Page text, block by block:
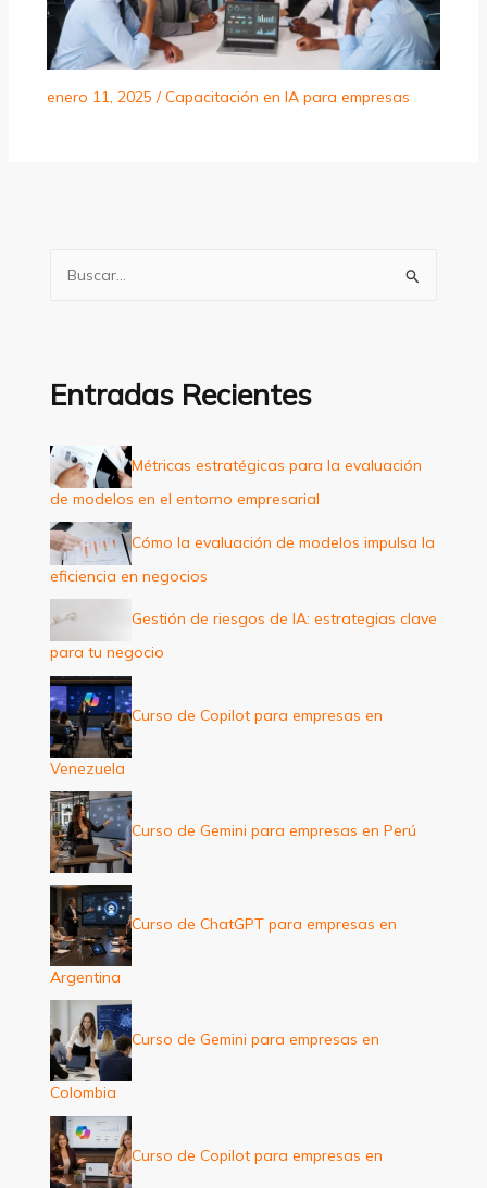
enero 11, 2025 /Capacitación en IA para empresas
a
p
o
r
:
Entradas Recientes
Métricas estratégicas para la evaluación
de modelos en el entorno empresarial
Cómo la evaluación de modelos impulsa la
eficiencia en negocios
Gestión de riesgos de IA: estrategias clave
para tu negocio
Curso de Copilot para empresas en
Venezuela
Curso de Gemini para empresas en Perú
Curso de ChatGPT para empresas en
Argentina
Curso de Gemini para empresas en
Colombia
Curso de Copilot para empresas en